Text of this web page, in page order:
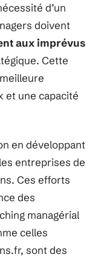
d’un
doivent
aux imprévus
Cette
et une capacité
en développant
entreprises de
Ces efforts
des
managérial
celles
sont des